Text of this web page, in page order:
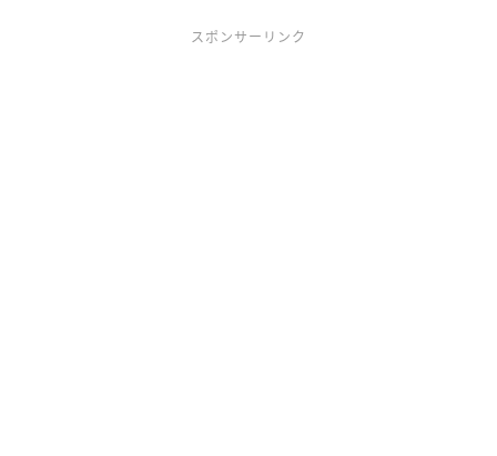
スポンサーリンク